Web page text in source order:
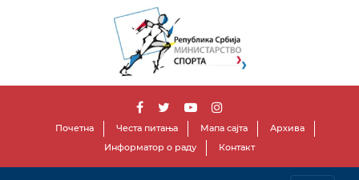
Почетна Честа питања Мапа сајта
Архива
Информатор о раду
Контакт